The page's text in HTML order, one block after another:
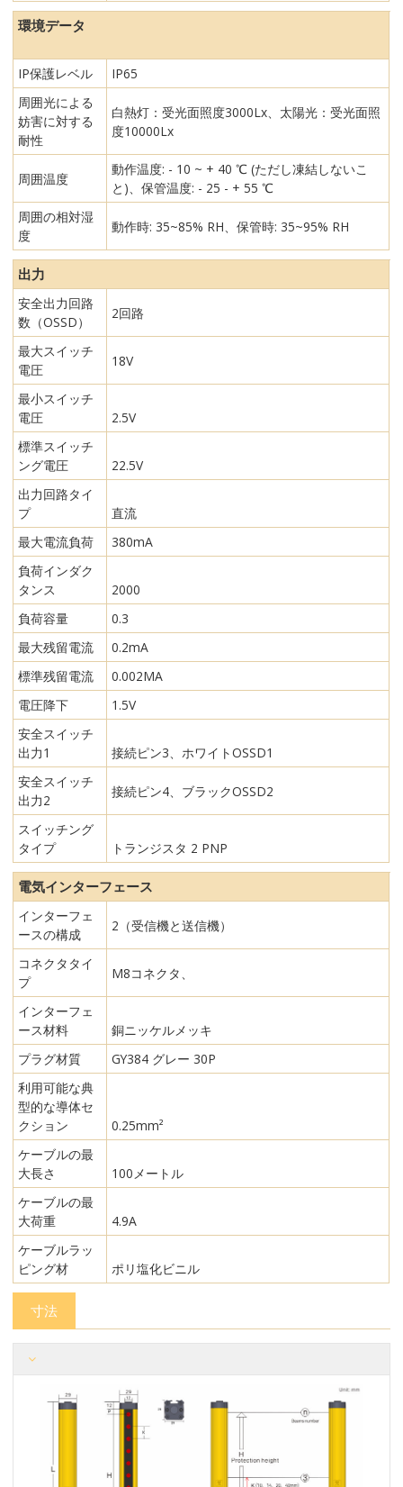
環境データ
IP保護レベル
IP65
周囲光による
妨害に対する
耐性
白熱灯：受光面照度3000Lx、太陽光：受光面照
度10000Lx
周囲温度
動作温度: - 10 ~ + 40 ℃ (ただし凍結しないこ
と)、保管温度: - 25 - + 55 ℃
周囲の相対湿
度
動作時: 35~85% RH、保管時: 35~95% RH
出力
安全出力回路
数（OSSD）
2回路
最大スイッチ
電圧
18V
最小スイッチ
電圧
2.5V
標準スイッチ
ング電圧
22.5V
出力回路タイ
プ
直流
最大電流負荷
380mA
負荷インダク
タンス
2000
負荷容量
0.3
最大残留電流
0.2mA
標準残留電流
0.002MA
電圧降下
1.5V
安全スイッチ
出力1
接続ピン3、ホワイトOSSD1
安全スイッチ
出力2
接続ピン4、ブラックOSSD2
スイッチング
タイプ
トランジスタ 2 PNP
電気インターフェース
インターフェ
ースの構成
2（受信機と送信機）
コネクタタイ
プ
M8コネクタ、
インターフェ
ース材料
銅ニッケルメッキ
プラグ材質
GY384 グレー 30P
利用可能な典
型的な導体セ
クション
0.25mm²
ケーブルの最
大長さ
100メートル
ケーブルの最
大荷重
4.9A
ケーブルラッ
ピング材
ポリ塩化ビニル
寸法